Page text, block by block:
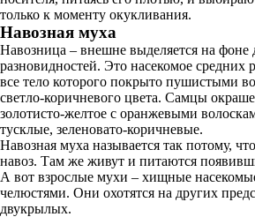
только к моменту окукливания.
Навозная муха
Навозница – внешне выделяется на фоне
разновидностей. Это насекомое средних
все тело которого покрыто пушистыми
светло-коричневого цвета. Самцы
золотисто-желтое с оранжевыми
тусклые, зеленовато-коричневые.
Навозная муха называется так потому,
навоз. Там же живут и питаются
А вот взрослые мухи – хищные
челюстями. Они охотятся на других
двукрылых.